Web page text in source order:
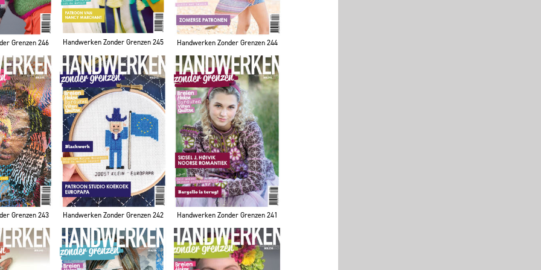
Grenzen 246 Handwerken Zonder Grenzen 245 Handwerken Zonder Grenzen 244
Grenzen 243 Handwerken Zonder Grenzen 242 Handwerken Zonder Grenzen 241